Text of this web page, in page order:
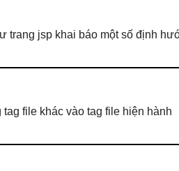
trang jsp khai báo một số định
tag file khác vào tag file hiện hành